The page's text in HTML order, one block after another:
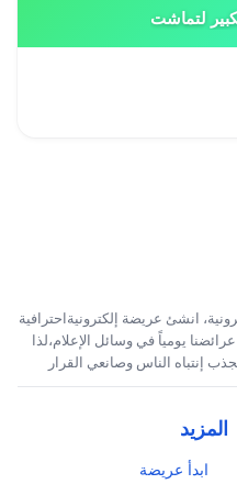
لتماشت
انشئ عريضة إلكترونيةاحترافية
يومياً في وسائل الإعلام،لذا
إنتباه الناس وصانعي القرار
المزيد
ابدأ عريضة